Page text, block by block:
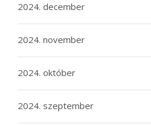
2024. december
2024. november
2024. október
2024. szeptember